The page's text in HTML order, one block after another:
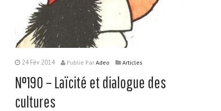
24 Fév 2014 Publié Par Adeo Articles
N°190 – Laïcité et dialogue des
cultures